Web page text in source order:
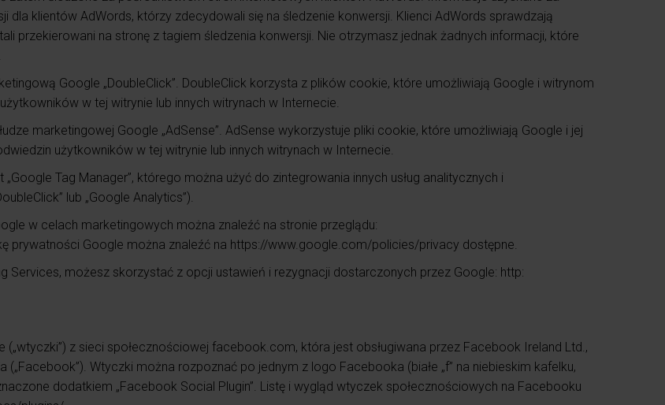
klientów AdWords, którzy zdecydowali się na śledzenie konwersji. Klienci AdWords sprawdzają
przekierowani na stronę z tagiem śledzenia konwersji. Nie otrzymasz jednak żadnych informacji, które
Google „DoubleClick”. DoubleClick korzysta z plików cookie, które umożliwiają Google i witrynom
w tej witrynie lub innych witrynach w Internecie.
marketingowej Google „AdSense”. AdSense wykorzystuje pliki cookie, które umożliwiają Google i jej
użytkowników w tej witrynie lub innych witrynach w Internecie.
Tag Manager”, którego można użyć do zintegrowania innych usług analitycznych i
lub „Google Analytics”).
w celach marketingowych można znaleźć na stronie przeglądu:
Google można znaleźć na https://www.google.com/policies/privacy dostępne.
Services, możesz skorzystać z opcji ustawień i rezygnacji dostarczonych przez Google: http:
z sieci społecznościowej facebook.com, która jest obsługiwana przez Facebook Ireland Ltd.,
(„Facebook”). Wtyczki można rozpoznać po jednym z logo Facebooka (białe „f” na niebieskim kafelku,
dodatkiem „Facebook Social Plugin”. Listę i wygląd wtyczek społecznościowych na Facebooku